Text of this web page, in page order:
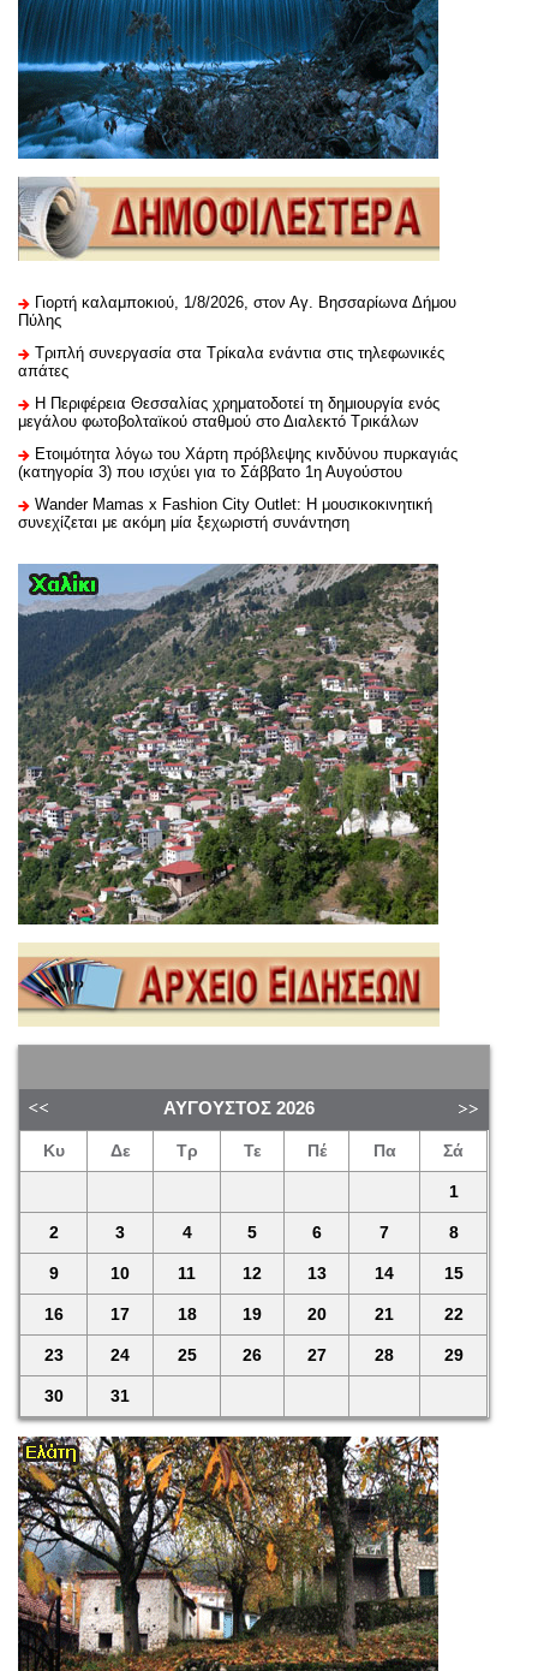
Γιορτή καλαμποκιού, 1/8/2026, στον Αγ. Βησσαρίωνα Δήμου
Πύλης
Τριπλή συνεργασία στα Τρίκαλα ενάντια στις τηλεφωνικές
απάτες
H Περιφέρεια Θεσσαλίας χρηματοδοτεί τη δημιουργία ενός
μεγάλου φωτοβολταϊκού σταθμού στο Διαλεκτό Τρικάλων
Ετοιμότητα λόγω του Χάρτη πρόβλεψης κινδύνου πυρκαγιάς
(κατηγορία 3) που ισχύει για το Σάββατο 1η Αυγούστου
Wander Mamas x Fashion City Outlet: Η μουσικοκινητική
συνεχίζεται με ακόμη μία ξεχωριστή συνάντηση
ΑΎΓΟΥΣΤΟΣ 2026
Κυ Δε Τρ Τε Πέ Πα Σά
1
2 3 4 5 6 7 8
9 10 11 12 13 14 15
16 17 18 19 20 21 22
23 24 25 26 27 28 29
30 31